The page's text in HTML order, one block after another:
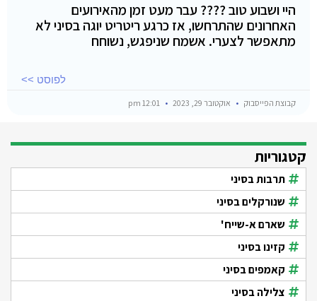
היי ושבוע טוב ???? עבר מעט זמן מהאירועים
האחרונים שהתרחשו, אז כרגע ריטריט יוגה בסיני לא
מתאפשר לצערי. אשמח שניפגש, נשוחח
לפוסט >>
קבוצת הפייסבוק אוקטובר 29, 2023
קטגוריות
תרבות בסיני
שנורקלים בסיני
שארם א-שייח'
קזינו בסיני
קאמפים בסיני
צלילה בסיני